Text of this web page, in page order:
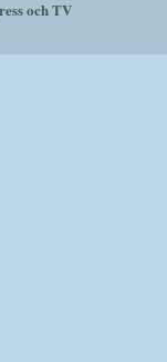
och TV